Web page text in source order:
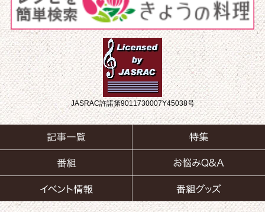
JASRAC許諾第9011730007Y45038号